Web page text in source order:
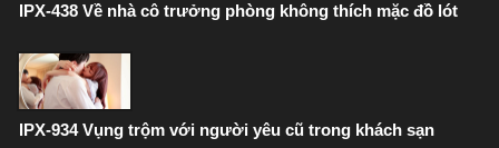
IPX-438 Về nhà cô trưởng phòng không thích mặc đồ lót
IPX-934 Vụng trộm với người yêu cũ trong khách sạn